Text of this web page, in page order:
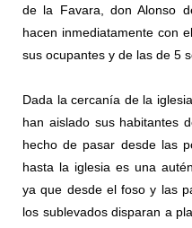
de la Favara, don Alonso
hacen inmediatamente con
sus ocupantes y de las de 5
Dada la cercanía de la
han aislado sus habitantes
hecho de pasar desde las
hasta la iglesia es una
ya que desde el foso y las
los sublevados disparan a